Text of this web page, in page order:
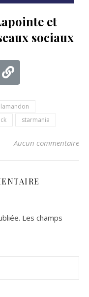
et
sociaux
starmania
Aucun commentaire
Les champs